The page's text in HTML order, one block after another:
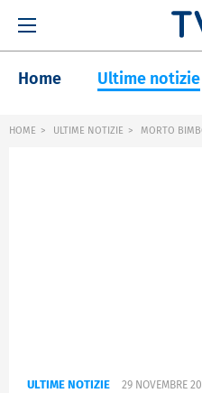
Home Ultime notizie
HOME ULTIME NOTIZIE MORTO
ULTIME NOTIZIE 29 NOVEMBRE